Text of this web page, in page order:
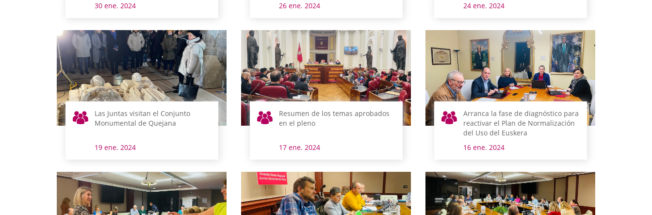
30 ene. 2024
26 ene. 2024
24 ene. 2024
Las Juntas visitan el Conjunto
Monumental de Quejana
19 ene. 2024
Resumen de los temas aprobados
en el pleno
17 ene. 2024
Arranca la fase de diagnóstico para
reactivar el Plan de Normalización
del Uso del Euskera
16 ene. 2024